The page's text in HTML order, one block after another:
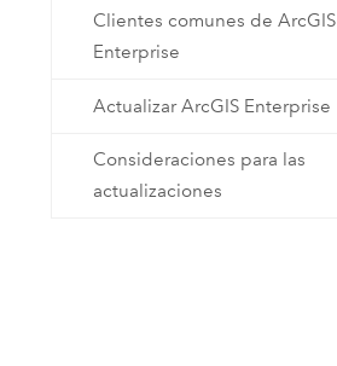
Clientes comunes de ArcGIS
Enterprise
Actualizar ArcGIS Enterprise
Consideraciones para las
actualizaciones